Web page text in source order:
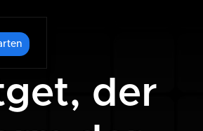
der